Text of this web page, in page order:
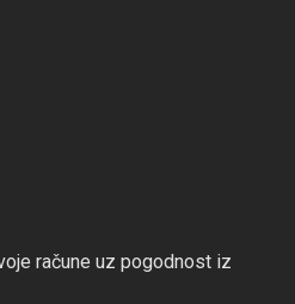
račune uz pogodnost iz